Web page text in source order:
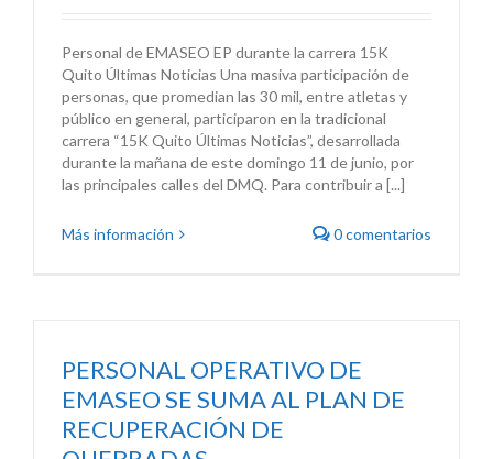
Personal de EMASEO EP durante la carrera 15K
Quito Últimas Noticias Una masiva participación de
personas, que promedian las 30 mil, entre atletas y
público en general, participaron en la tradicional
carrera “15K Quito Últimas Noticias”, desarrollada
durante la mañana de este domingo 11 de junio, por
las principales calles del DMQ. Para contribuir a [...]
Más información 0 comentarios
PERSONAL OPERATIVO DE
EMASEO SE SUMA AL PLAN DE
RECUPERACIÓN DE